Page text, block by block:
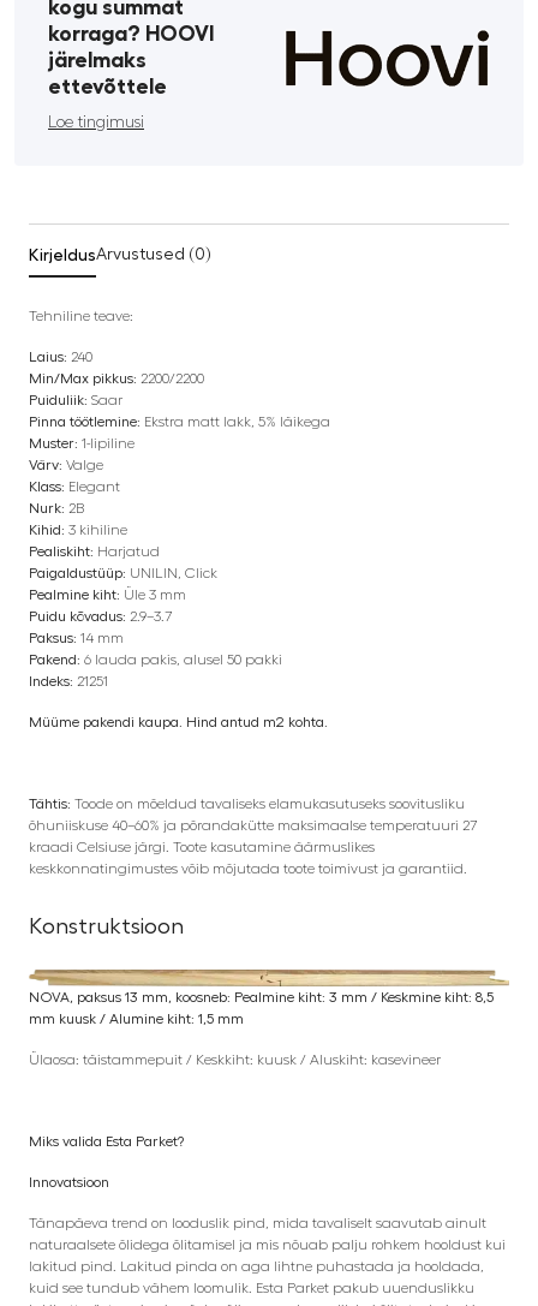
kogu summat
korraga? HOOVI
järelmaks
ettevõttele
Loe tingimusi
KirjeldusArvustused (0)
Tehniline teave:
Laius: 240
Min/Max pikkus: 2200/2200
Puiduliik: Saar
Pinna töötlemine: Ekstra matt lakk, 5% läikega
Muster: 1-lipiline
Värv: Valge
Klass: Elegant
Nurk: 2B
Kihid: 3 kihiline
Pealiskiht: Harjatud
Paigaldustüüp: UNILIN, Click
Pealmine kiht: Üle 3 mm
Puidu kõvadus: 2.9–3.7
Paksus: 14 mm
Pakend: 6 lauda pakis, alusel 50 pakki
Indeks: 21251
Müüme pakendi kaupa. Hind antud m2 kohta.
Tähtis: Toode on mõeldud tavaliseks elamukasutuseks soovitusliku
õhuniiskuse 40–60% ja põrandakütte maksimaalse temperatuuri 27
kraadi Celsiuse järgi. Toote kasutamine äärmuslikes
keskkonnatingimustes võib mõjutada toote toimivust ja garantiid.
Konstruktsioon
NOVA, paksus 13 mm, koosneb: Pealmine kiht: 3 mm / Keskmine kiht: 8,5
mm kuusk / Alumine kiht: 1,5 mm
Ülaosa: täistammepuit / Keskkiht: kuusk / Aluskiht: kasevineer
Miks valida Esta Parket?
Innovatsioon
Tänapäeva trend on looduslik pind, mida tavaliselt saavutab ainult
naturaalsete õlidega õlitamisel ja mis nõuab palju rohkem hooldust kui
lakitud pind. Lakitud pinda on aga lihtne puhastada ja hooldada,
kuid see tundub vähem loomulik. Esta Parket pakub uuenduslikku